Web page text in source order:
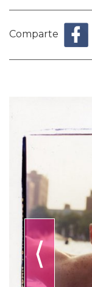
Comparte
⟨